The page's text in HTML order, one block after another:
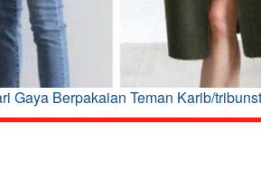
Gaya Berpakaian Teman Karib/